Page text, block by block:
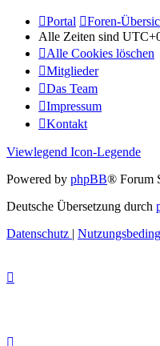
Portal
Foren-
Alle Zeiten sind
Alle Cookies löschen
Mitglieder
Das Team
Impressum
Kontakt
Viewlegend Icon-Legende
Powered by phpBB® Forum
Deutsche Übersetzung durch
Datenschutz |